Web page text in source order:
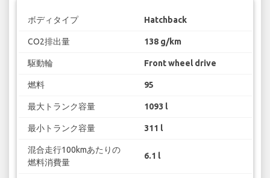
ボディタイプ Hatchback
CO2排出量 138 g/km
駆動輪 Front wheel drive
燃料 95
最大トランク容量 1093 l
最小トランク容量 311 l
混合走行100kmあたりの
燃料消費量
6.1 l